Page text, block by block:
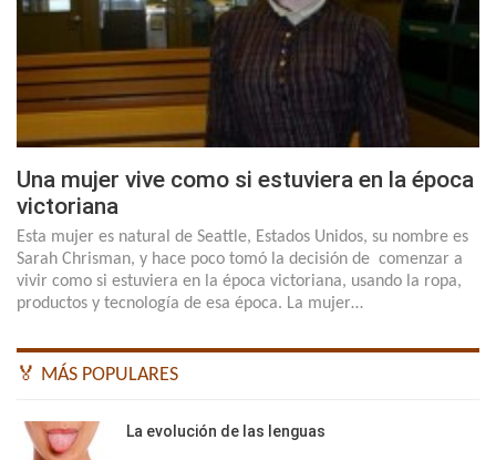
Una mujer vive como si estuviera en la época
victoriana
Esta mujer es natural de Seattle, Estados Unidos, su nombre es
Sarah Chrisman, y hace poco tomó la decisión de comenzar a
vivir como si estuviera en la época victoriana, usando la ropa,
productos y tecnología de esa época. La mujer…
🏅 MÁS POPULARES
La evolución de las lenguas